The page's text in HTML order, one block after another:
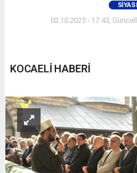
02.10.2025 - 17:43,
KOCAELİ HABERİ